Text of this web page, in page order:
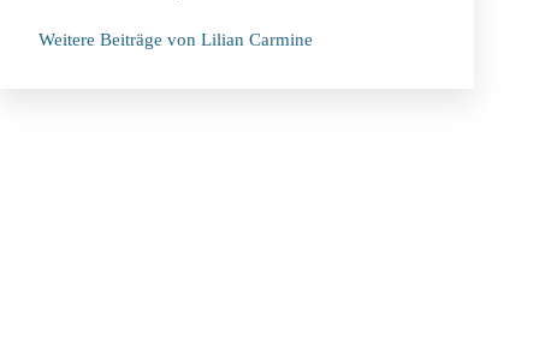
Weitere Beiträge von Lilian Carmine